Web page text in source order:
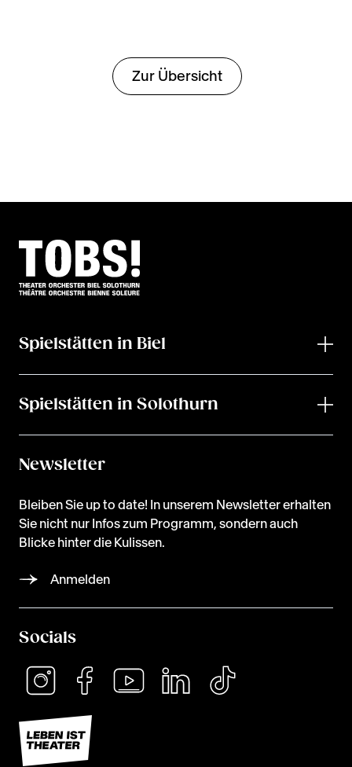
Zur Übersicht
Spielstätten in Biel
Spielstätten in Solothurn
Newsletter
Bleiben Sie up to date! In unserem Newsletter erhalten
Sie nicht nur Infos zum Programm, sondern auch
Blicke hinter die Kulissen.
Anmelden
Socials